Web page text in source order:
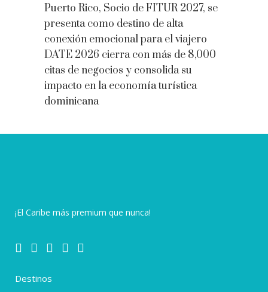
Puerto Rico, Socio de FITUR 2027, se
presenta como destino de alta
conexión emocional para el viajero
DATE 2026 cierra con más de 8,000
citas de negocios y consolida su
impacto en la economía turística
dominicana
¡El Caribe más premium que nunca!
Destinos